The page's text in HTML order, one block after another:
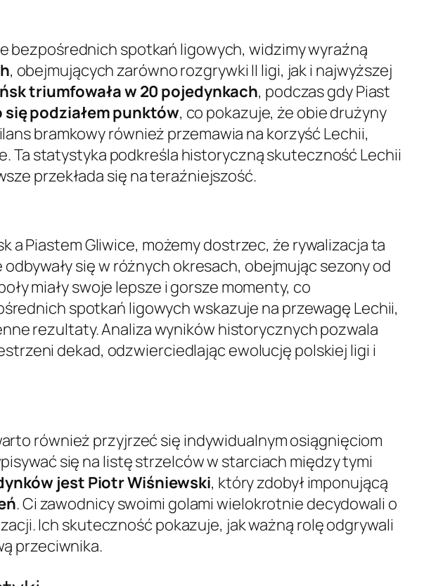
bezpośrednich spotkań ligowych, widzimy wyraźną
, obejmujących zarówno rozgrywki II ligi, jak i najwyższej
triumfowała w 20 pojedynkach, podczas gdy Piast
się podziałem punktów, co pokazuje, że obie drużyny
bramkowy również przemawia na korzyść Lechii,
Ta statystyka podkreśla historyczną skuteczność Lechii
przekłada się na teraźniejszość.
Piastem Gliwice, możemy dostrzec, że rywalizacja ta
się w różnych okresach, obejmując sezony od
miały swoje lepsze i gorsze momenty, co
spotkań ligowych wskazuje na przewagę Lechii,
rezultaty. Analiza wyników historycznych pozwala
dekad, odzwierciedlając ewolucję polskiej ligi i
również przyjrzeć się indywidualnym osiągnięciom
się na listę strzelców w starciach między tymi
jest Piotr Wiśniewski, który zdobył imponującą
. Ci zawodnicy swoimi golami wielokrotnie decydowali o
Ich skuteczność pokazuje, jak ważną rolę odgrywali
przeciwnika.